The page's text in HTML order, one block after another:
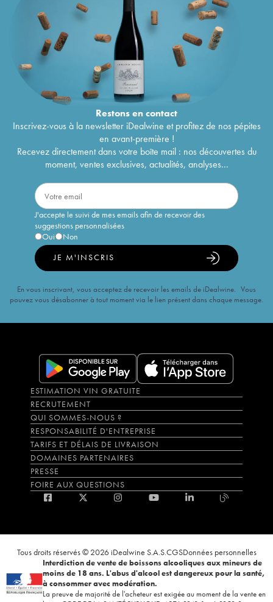
Restons encontact
Inscrivez-vous à la newsletter iDealwine et profitez de nos pépites
en avant-première !
Recevez directement dans votre boîte mail : nos découvertes du
moment, ventes exclusives, actualités, analyses...
J'accepte le suivi de mes emails afin de recevoir des
suggestions personnalisées
Oui
Non
JE M'INSCRIS
En vous inscrivant, vous acceptez de recevoir les emails de iDealwine. Vous
pouvez vous désabonner à tout moment via le lien présent dans chaque message.
ESTIMATION VIN GRATUITE
RECRUTEMENT
QUI SOMMES-NOUS ?
RESPONSABILITÉ D'ENTREPRISE
TARIFS ET DÉLAIS DE LIVRAISON
DOMAINES PARTENAIRES
PRESSE
FOIRE AUX QUESTIONS
Tous droits réservés © 2026 iDealwine S.A.S.CGSDonnées personnelles
Interdiction de vente de boissons alcooliques aux mineurs de
moins de 18 ans. L'abus d'alcool est dangereux pour la santé,
à consommer avec modération.
La preuve de majorité de l'acheteur est exigée au moment de la vente en